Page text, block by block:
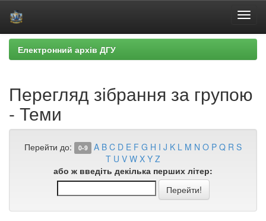
Skip
navigation
Електронний архів ДГУ
Перегляд зібрання за групою
- Теми
Перейти до: 0-9 A B C D E F G H I J K L M N O P Q R S
T U V W X Y Z
або ж введіть декілька перших літер: